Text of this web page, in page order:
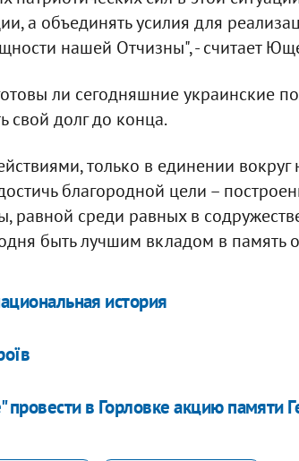
а объединять усилия для
нашей Отчизны", - считает
ли сегодняшние украинские
свой долг до конца.
только в единении
благородной цели –
равной среди равных в
быть лучшим вкладом в память
история
провести в Горловке акцию памяти